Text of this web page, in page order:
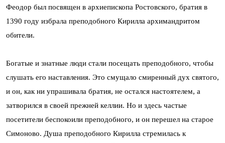
Феодор был посвящен в архиепископа Ростовского, братия в
1390 году избрала преподобного Кирилла архимандритом
обители.
Богатые и знатные люди стали посещать преподобного, чтобы
слушать его наставления. Это смущало смиренный дух святого,
и он, как ни упрашивала братия, не остался настоятелем, а
затворился в своей прежней келлии. Но и здесь частые
посетители беспокоили преподобного, и он перешел на старое
Симоново. Душа преподобного Кирилла стремилась к